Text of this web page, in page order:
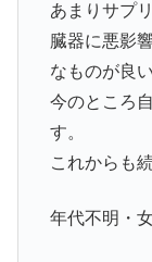
あまりサプ
臓器に悪影
なものが良
今のところ
す。
これからも
年代不明・